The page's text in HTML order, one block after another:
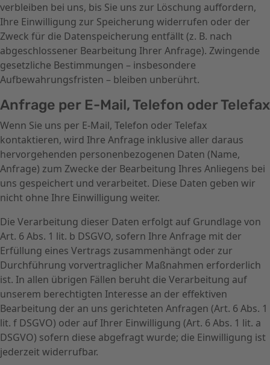
verbleiben bei uns, bis Sie uns zur Löschung auffordern,
Ihre Einwilligung zur Speicherung widerrufen oder der
Zweck für die Datenspeicherung entfällt (z. B. nach
abgeschlossener Bearbeitung Ihrer Anfrage). Zwingende
gesetzliche Bestimmungen – insbesondere
Aufbewahrungsfristen – bleiben unberührt.
Anfrage per E-Mail, Telefon oder Telefax
Wenn Sie uns per E-Mail, Telefon oder Telefax
kontaktieren, wird Ihre Anfrage inklusive aller daraus
hervorgehenden personenbezogenen Daten (Name,
Anfrage) zum Zwecke der Bearbeitung Ihres Anliegens bei
uns gespeichert und verarbeitet. Diese Daten geben wir
nicht ohne Ihre Einwilligung weiter.
Die Verarbeitung dieser Daten erfolgt auf Grundlage von
Art. 6 Abs. 1 lit. b DSGVO, sofern Ihre Anfrage mit der
Erfüllung eines Vertrags zusammenhängt oder zur
Durchführung vorvertraglicher Maßnahmen erforderlich
ist. In allen übrigen Fällen beruht die Verarbeitung auf
unserem berechtigten Interesse an der effektiven
Bearbeitung der an uns gerichteten Anfragen (Art. 6 Abs. 1
lit. f DSGVO) oder auf Ihrer Einwilligung (Art. 6 Abs. 1 lit. a
DSGVO) sofern diese abgefragt wurde; die Einwilligung ist
jederzeit widerrufbar.